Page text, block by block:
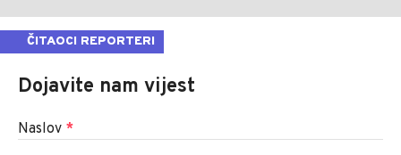
ČITAOCI REPORTERI
Dojavite nam vijest
Naslov *